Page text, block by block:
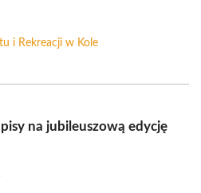
i Rekreacji w Kole
na jubileuszową edycję